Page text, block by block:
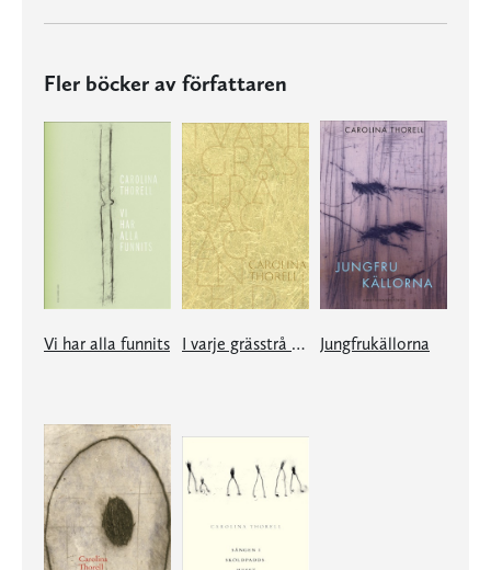
Fler böcker av författaren
Vi har alla funnits I varje grässtrå såg jag en eld Jungfrukällorna